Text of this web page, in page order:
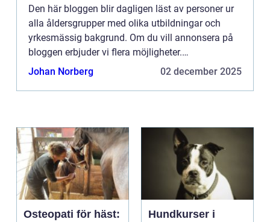
Den här bloggen blir dagligen läst av personer ur
alla åldersgrupper med olika utbildningar och
yrkesmässig bakgrund. Om du vill annonsera på
bloggen erbjuder vi flera möjligheter.
Bannerannonser är endast ett av alternativen.
Johan Norberg 02 december 2025
Osteopati för häst:
Hundkurser i